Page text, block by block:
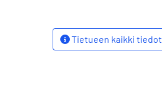
Tietueen kaikki tiedot